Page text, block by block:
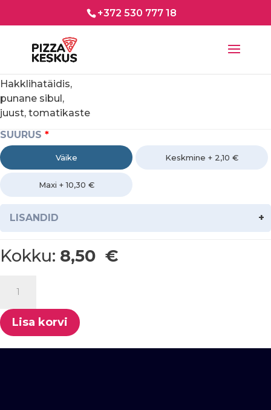
+372 530 777 18
Hakklihatäidis,
punane sibul,
juust, tomatikaste
SUURUS
Väike Keskmine + 2,10 €
Maxi +10,30 €
LISANDID
Kokku: 8,50 €
kogus
Lisa korvi